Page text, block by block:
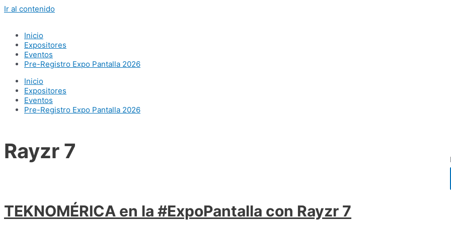
Ir al contenido
Inicio
Expositores
Eventos
Pre-Registro Expo Pantalla 2026
Inicio
Expositores
Eventos
Pre-Registro Expo Pantalla 2026
Rayzr 7
TEKNOMÉRICA en la #ExpoPantalla con Rayzr 7